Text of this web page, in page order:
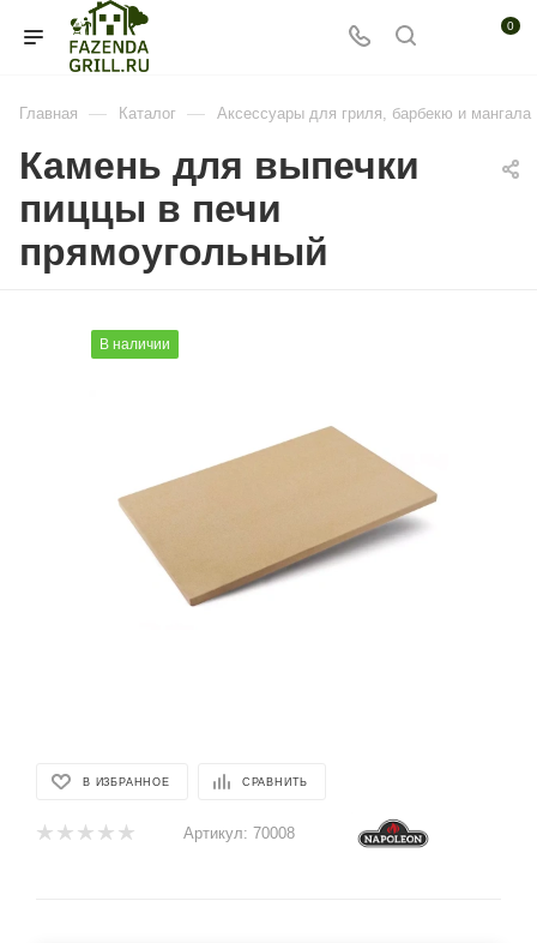
0
Главная — Каталог — Аксессуары для гриля, барбекю и мангала
Камень для выпечки
пиццы в печи
прямоугольный
В наличии
В ИЗБРАННОЕ СРАВНИТЬ
Артикул: 70008